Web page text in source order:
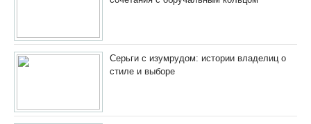
Серьги с изумрудом: истории владелиц о
стиле и выборе